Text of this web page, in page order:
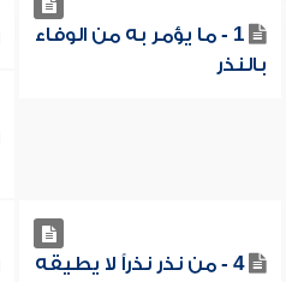
1 - ما يؤمر به من الوفاء
بالنذر
4 - من نذر نذراً لا يطيقه